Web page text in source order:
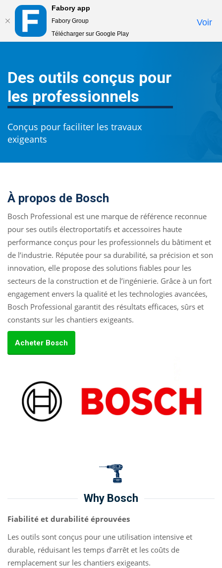
Fabory app
Fabory Group
Télécharger sur Google Play
Voir
Des outils conçus pour
les professionnels
Conçus pour faciliter les travaux
exigeants
À propos de Bosch
Bosch Professional est une marque de référence reconnue
pour ses outils électroportatifs et accessoires haute
performance conçus pour les professionnels du bâtiment et
de l’industrie. Réputée pour sa durabilité, sa précision et son
innovation, elle propose des solutions fiables pour les
secteurs de la construction et de l’ingénierie. Grâce à un fort
engagement envers la qualité et les technologies avancées,
Bosch Professional garantit des résultats efficaces, sûrs et
constants sur les chantiers exigeants.
Acheter Bosch
Why Bosch
Fiabilité et durabilité éprouvées
Les outils sont conçus pour une utilisation intensive et
durable, réduisant les temps d’arrêt et les coûts de
remplacement sur les chantiers exigeants.